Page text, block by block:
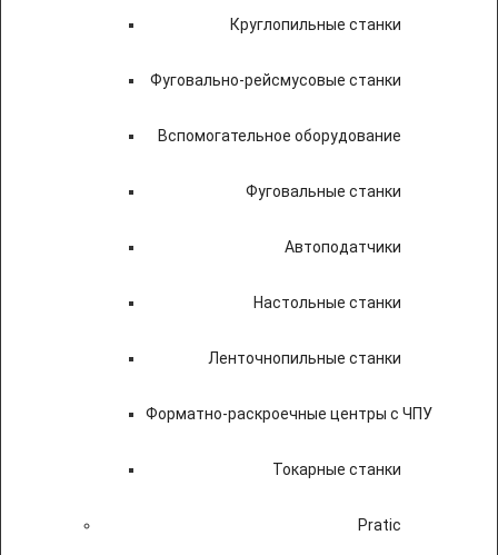
Круглопильные станки
Фуговально-рейсмусовые станки
Вспомогательное оборудование
Фуговальные станки
Автоподатчики
Настольные станки
Ленточнопильные станки
Форматно-раскроечные центры с ЧПУ
Токарные станки
Pratic